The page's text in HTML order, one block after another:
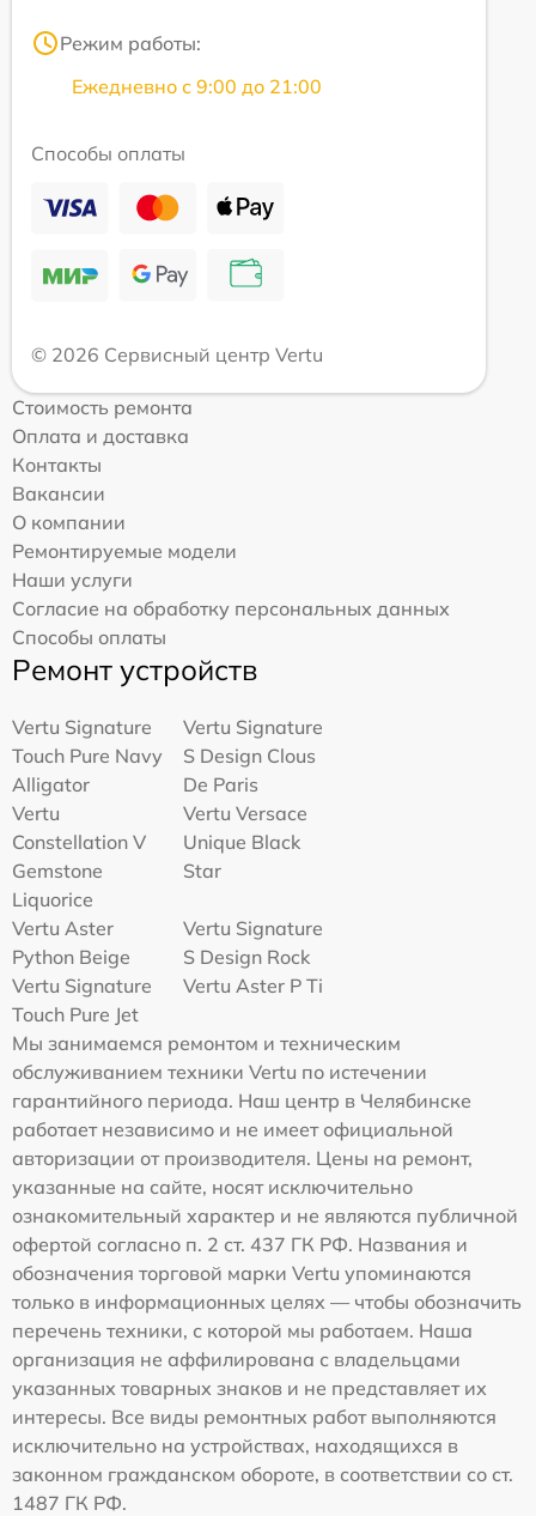
Режим работы:
Ежедневно с 9:00 до 21:00
Способы оплаты
© 2026 Сервисный центр Vertu
Стоимость ремонта
Оплата и доставка
Контакты
Вакансии
О компании
Ремонтируемые модели
Наши услуги
Согласие на обработку персональных данных
Способы оплаты
Ремонт устройств
Vertu Signature
Touch Pure Navy
Alligator
Vertu Signature
S Design Clous
De Paris
Vertu
Constellation V
Gemstone
Liquorice
Vertu Versace
Unique Black
Star
Vertu Aster
Python Beige
Vertu Signature
S Design Rock
Vertu Signature
Touch Pure Jet
Vertu Aster P Ti
Мы занимаемся ремонтом и техническим
обслуживанием техники Vertu по истечении
гарантийного периода. Наш центр в Челябинске
работает независимо и не имеет официальной
авторизации от производителя. Цены на ремонт,
указанные на сайте, носят исключительно
ознакомительный характер и не являются публичной
офертой согласно п. 2 ст. 437 ГК РФ. Названия и
обозначения торговой марки Vertu упоминаются
только в информационных целях — чтобы обозначить
перечень техники, с которой мы работаем. Наша
организация не аффилирована с владельцами
указанных товарных знаков и не представляет их
интересы. Все виды ремонтных работ выполняются
исключительно на устройствах, находящихся в
законном гражданском обороте, в соответствии со ст.
1487 ГК РФ.